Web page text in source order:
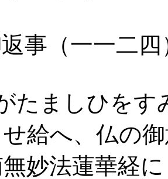
事（一一二四
たましひをす
給へ、仏の
無妙法蓮華経